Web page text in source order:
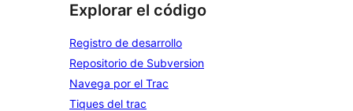
Explorar el código
Registro de desarrollo
Repositorio de Subversion
Navega por el Trac
Tiques del trac